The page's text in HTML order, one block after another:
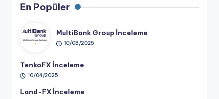
En Popüler
MultiBank Group İnceleme
10/03/2025
TenkoFX İnceleme
10/04/2025
Land-FX İnceleme